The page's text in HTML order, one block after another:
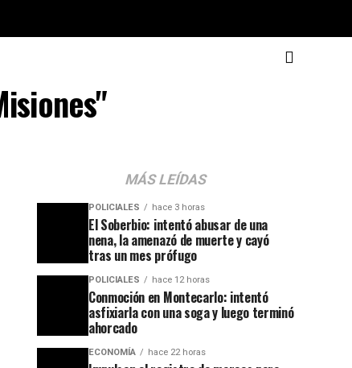
MÁS LEÍDAS
POLICIALES hace 3 horas
El Soberbio: intentó abusar de una
nena, la amenazó de muerte y cayó
tras un mes prófugo
POLICIALES hace 12 horas
Conmoción en Montecarlo: intentó
asfixiarla con una soga y luego terminó
ahorcado
ECONOMÍA hace 22 horas